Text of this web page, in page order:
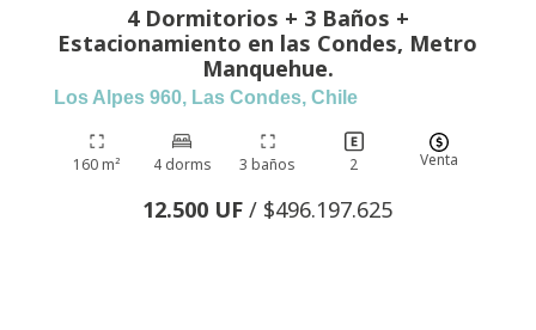
4 Dormitorios + 3 Baños +
Estacionamiento en las Condes, Metro
Manquehue.
Los Alpes 960, Las Condes, Chile
160 m² 4 dorms 3 baños 2 Venta
12.500 UF / $496.197.625